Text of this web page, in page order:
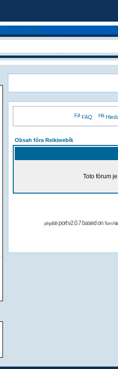
FAQ
Obsah fóra Reikiwebík
Toto fórum
phpBBport v2.0.7 based onTom